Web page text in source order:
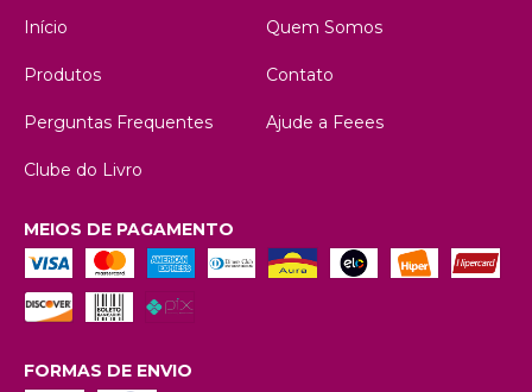
Início
Quem Somos
Produtos Contato
Perguntas Frequentes Ajude a Feees
Clube do Livro
MEIOS DE PAGAMENTO
FORMAS DE ENVIO